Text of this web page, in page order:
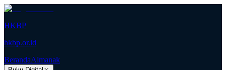
HKBP
hkbp.or.id
BerandaAlmanak